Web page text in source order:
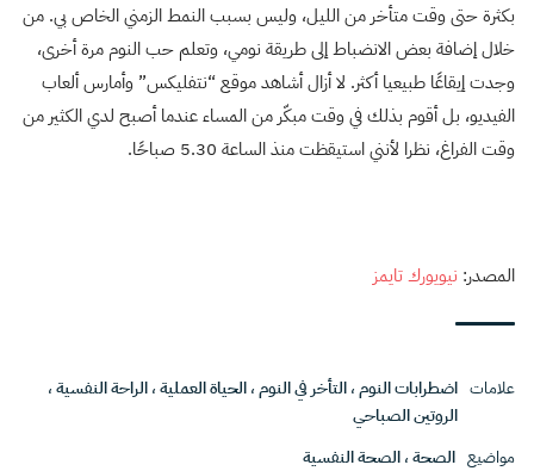
بكثرة حتى وقت متأخر من الليل، وليس بسبب النمط الزمني الخاص بي. من
خلال إضافة بعض الانضباط إلى طريقة نومي، وتعلم حب النوم مرة أخرى،
وجدت إيقاعًا طبيعيا أكثر. لا أزال أشاهد موقع “نتفليكس” وأمارس ألعاب
الفيديو، بل أقوم بذلك في وقت مبكّر من المساء عندما أصبح لدي الكثير من
وقت الفراغ، نظرا لأنني استيقظت منذ الساعة 5.30 صباحًا.
المصدر: نيويورك تايمز
علامات اضطرابات النوم،التأخر في النوم،الحياة العملية،الراحة النفسية،
الروتين الصباحي
مواضيع الصحة،الصحة النفسية